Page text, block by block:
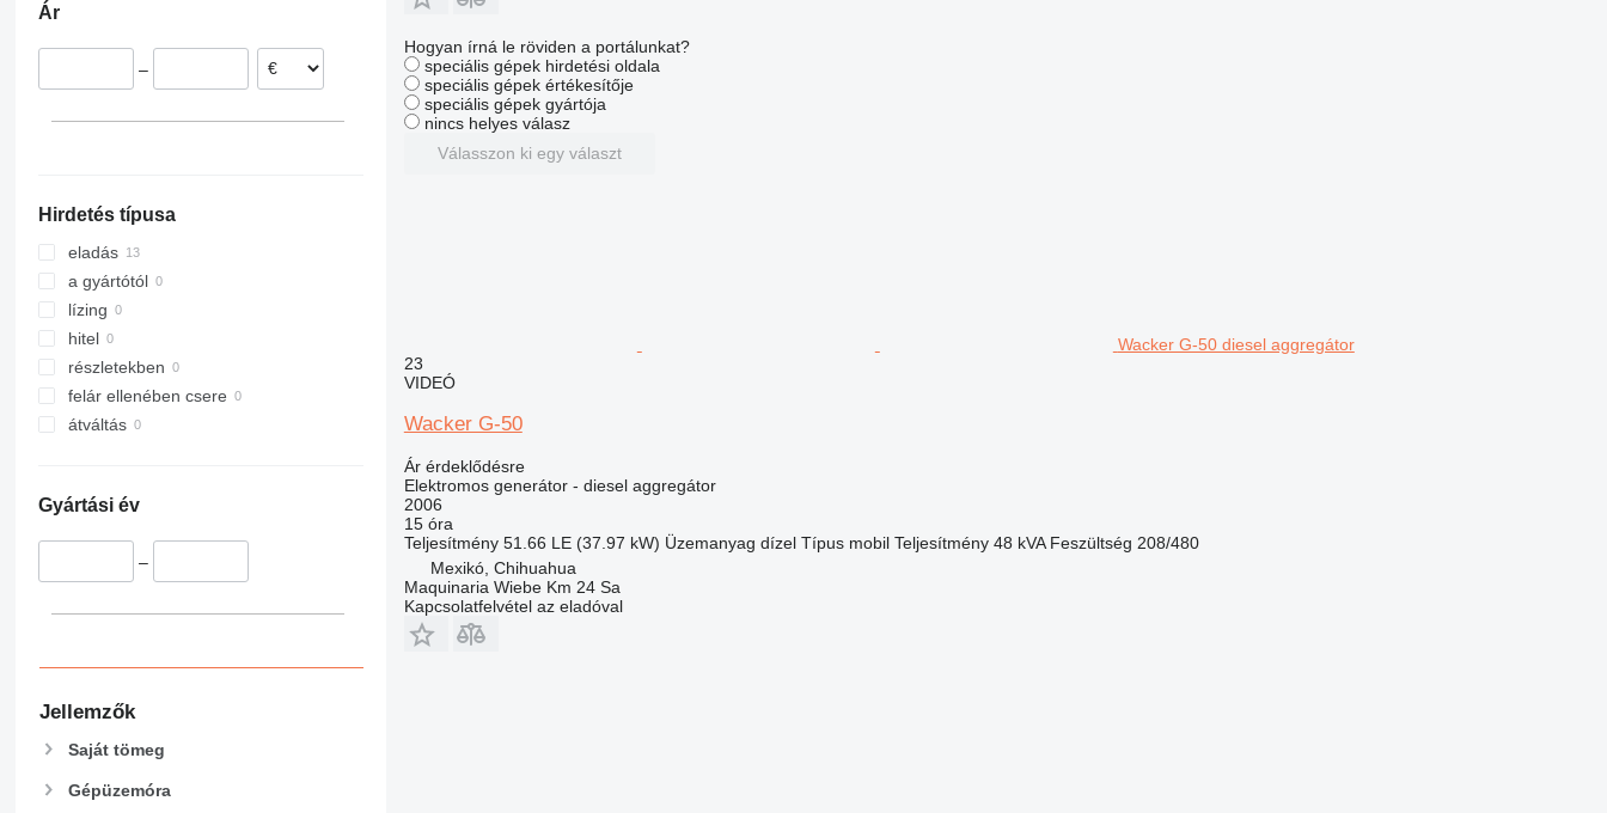
Ár
–
Hirdetés típusa
eladás
a gyártótól
lízing
hitel
részletekben
felár ellenében csere
átváltás
Gyártási év
–
Jellemzők
Saját tömeg
Gépüzemóra
Hogyan írná le röviden a portálunkat?
speciális gépek hirdetési oldala
speciális gépek értékesítője
speciális gépek gyártója
nincs helyes válasz
Válasszon ki egy választ
Wacker G-50 diesel aggregátor
23
VIDEÓ
Wacker G-50
Ár érdeklődésre
Elektromos generátor - diesel aggregátor
2006
15 óra
Teljesítmény 51.66 LE (37.97 kW) Üzemanyag dízel Típus mobil Teljesítmény 48 kVA Feszültség 208/480
Mexikó, Chihuahua
Maquinaria Wiebe Km 24 Sa
Kapcsolatfelvétel az eladóval